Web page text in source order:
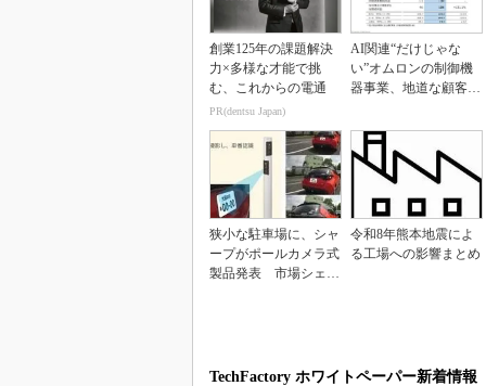
創業125年の課題解決
力×多様な才能で挑
む、これからの電通
PR(dentsu Japan)
AI関連“だけじゃな
い”オムロンの制御機
器事業、地道な顧客基
狭小な駐車場に、シャ
ープがポールカメラ式
製品発表 市場シェア
令和8年熊本地震によ
る工場への影響まとめ
TechFactory ホワイトペーパー新着情報